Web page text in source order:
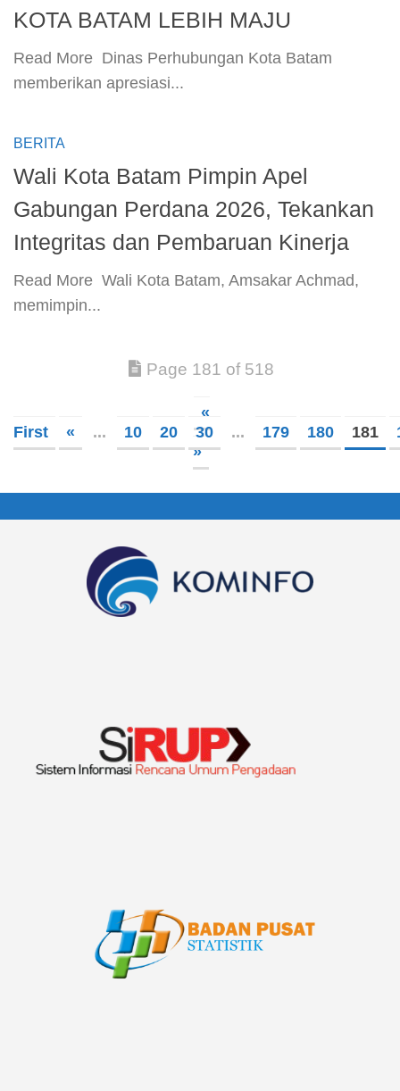
KOTA BATAM LEBIH MAJU
​Read More ​ Dinas Perhubungan Kota Batam
memberikan apresiasi...
BERITA
Wali Kota Batam Pimpin Apel
Gabungan Perdana 2026, Tekankan
Integritas dan Pembaruan Kinerja
​Read More ​ Wali Kota Batam, Amsakar Achmad,
memimpin...
Page 181 of 518
«
First
« ... 10 20 30 ... 179 180 181
»